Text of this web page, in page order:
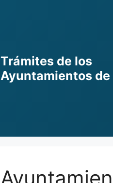
Trámites de los
Ayuntamientos de